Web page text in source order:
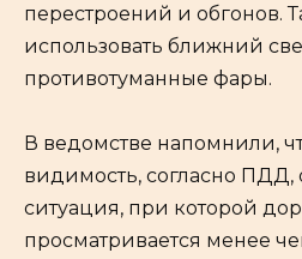
перестроений и обгонов.
использовать ближний
противотуманные фары.
В ведомстве напомнили,
видимость, согласно ПДД,
ситуация, при которой
просматривается менее